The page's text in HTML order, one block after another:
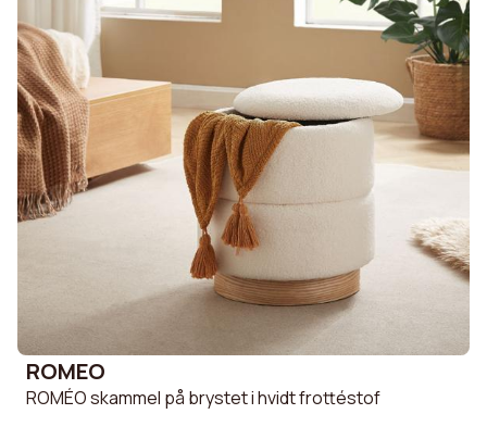
ROMEO
ROMÉO skammel på brystet i hvidt frottéstof